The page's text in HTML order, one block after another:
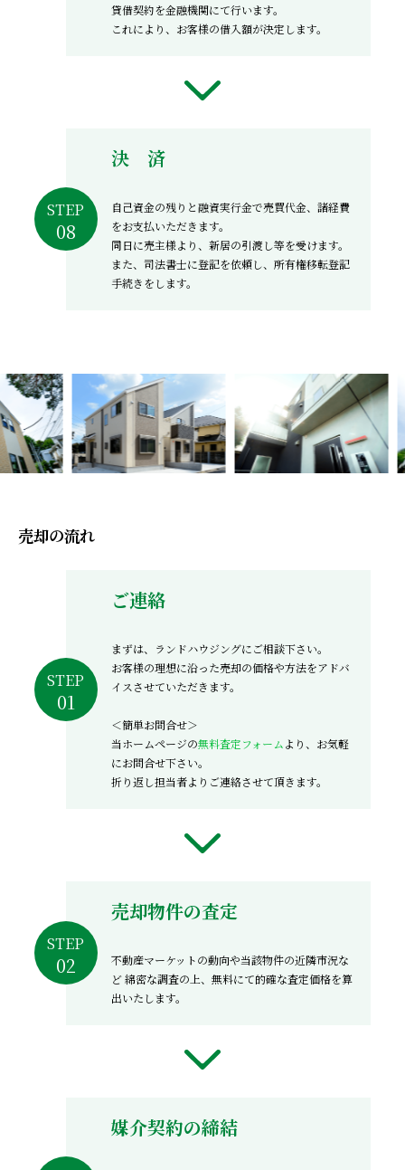
貸借契約を金融機関にて行います。
これにより、お客様の借入額が決定します。
STEP
決 済
自己資金の残りと融資実行金で売買代金、諸経費
をお支払いただきます。
同日に売主様より、新居の引渡し等を受けます。
また、司法書士に登記を依頼し、所有権移転登記
手続きをします。
売却の流れ
STEP
ご連絡
まずは、ランドハウジングにご相談下さい。
お客様の理想に沿った売却の価格や方法をアドバ
イスさせていただきます。
＜簡単お問合せ＞
当ホームページの無料査定フォームより、お気軽
にお問合せ下さい。
折り返し担当者よりご連絡させて頂きます。
STEP
売却物件の査定
不動産マーケットの動向や当該物件の近隣市況な
ど綿密な調査の上、無料にて的確な査定価格を算
出いたします。
媒介契約の締結